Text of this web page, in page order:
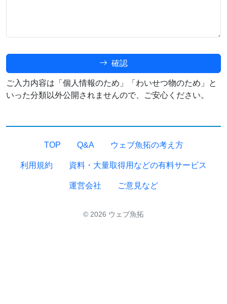
確認
ご入力内容は「個人情報のため」「わいせつ物のため」と
いった分類以外公開されませんので、ご安心ください。
TOP Q&A ウェブ魚拓の考え方
利用規約 資料・大量取得用などの有料サービス
運営会社 ご意見など
© 2026 ウェブ魚拓